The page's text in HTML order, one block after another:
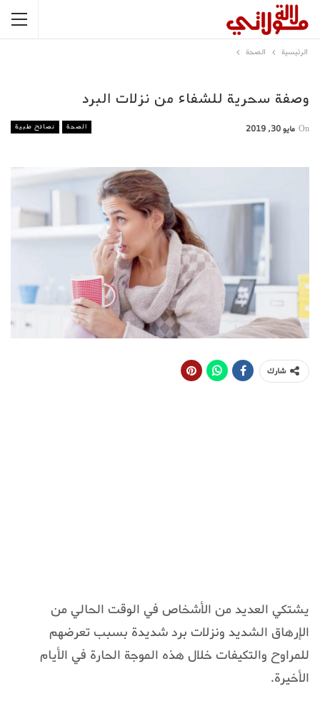
الرئيسية الصحة
وصفة سحرية للشفاء من نزلات البرد
الصحة نصائح طبية On مايو 30, 2019
شارك
يشتكي العديد من الأشخاص في الوقت الحالي من
الإرهاق الشديد ونزلات برد شديدة بسبب تعرضهم
للمراوح والتكيفات خلال هذه الموجة الحارة في الأيام
الأخيرة.